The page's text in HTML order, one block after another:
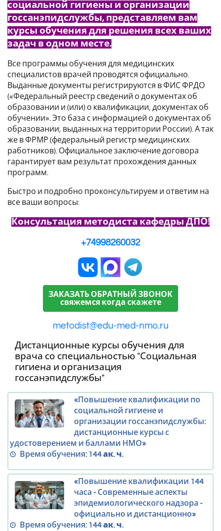
социальной гигиены и организации
госсанэпидслужбы, представляем вам
курсы обучения для решения всех ваших
задач в одном месте.
Все программы обучения для медицинских
специалистов врачей проводятся официально.
Выданные документы регистрируются в ФИС ФРДО
(«Федеральный реестр сведений о документах об
образовании и (или) о квалификации, документах об
обучении». Это база с информацией о документах об
образовании, выданных на территории России). А так
же в ФРМР (федеральный регистр медицинских
работников). Официальное заключение договора
гарантирует вам результат прохождения данных
программ.
Быстро и подробно проконсультируем и ответим на
все ваши вопросы:
Консультация методиста кафедры ДПО!
+74998260032
ЗАКАЗАТЬ ОБРАТНЫЙ ЗВОНОК
свяжемся когда скажете
metodist@edu-med-nmo.ru
Дистанционные курсы обучения для
врача со специальностью "Социальная
гигиена и организация
госсанэпидслужбы"
«Повышение квалификации по
социальной гигиене и
организации госсанэпидслужбы:
дистанционные курсы с
удостоверением и баллами НМО»
Время обучения: 144 ак. ч.
«Повышение квалификации 144
часа - Современные аспекты
эпидемиологического надзора -
официально и дистанционно»
Время обучения: 144 ак. ч.